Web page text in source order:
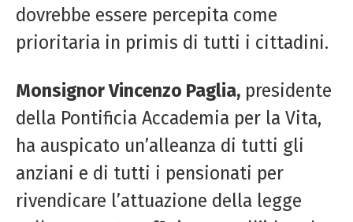
dovrebbe essere percepita come
prioritaria in primis di tutti i cittadini.
Monsignor Vincenzo Paglia, presidente
della Pontificia Accademia per la Vita,
ha auspicato un’alleanza di tutti gli
anziani e di tutti i pensionati per
rivendicare l’attuazione della legge